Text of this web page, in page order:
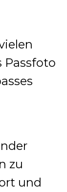
Passfoto
zu
und